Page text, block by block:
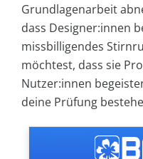
Grundlagenarbeit
dass Designer:innen
missbilligendes
möchtest, dass sie
Nutzer:innen
deine Prüfung